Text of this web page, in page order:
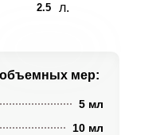
2.5 л.
объемных мер:
5 мл
10 мл